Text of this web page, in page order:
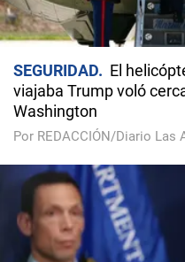
SEGURIDAD
El
viajaba Trump voló
Washington
Por REDACCIÓN/Diario Las